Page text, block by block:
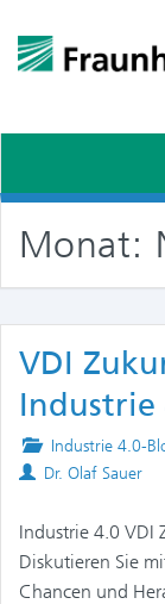
Monat:
VDI
Industrie
Posted
in
Industrie 4.0-
Authors
Dr. Olaf Sauer
Industrie 4.0 VDI
Diskutieren Sie
Chancen und